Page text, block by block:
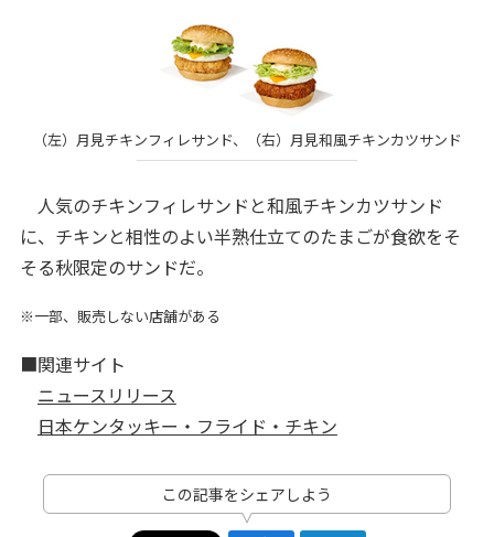
（左）月見チキンフィレサンド、（右）月見和風チキンカツサンド
人気のチキンフィレサンドと和風チキンカツサンド
に、チキンと相性のよい半熟仕立てのたまごが食欲をそ
そる秋限定のサンドだ。
※一部、販売しない店舗がある
■関連サイト
ニュースリリース
日本ケンタッキー・フライド・チキン
この記事をシェアしよう